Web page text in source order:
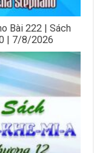
Bài 222 | Sách
| 7/8/2026